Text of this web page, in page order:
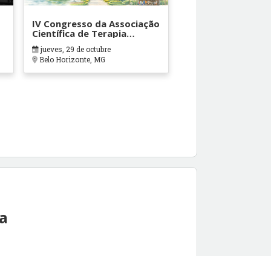
IV Congresso da Associação
Científica de Terapia
Ocupacional em Contextos
Hospitalares e Cuidados
Paliativos - ATOHOSP
jueves, 29 de octubre
Belo Horizonte, MG